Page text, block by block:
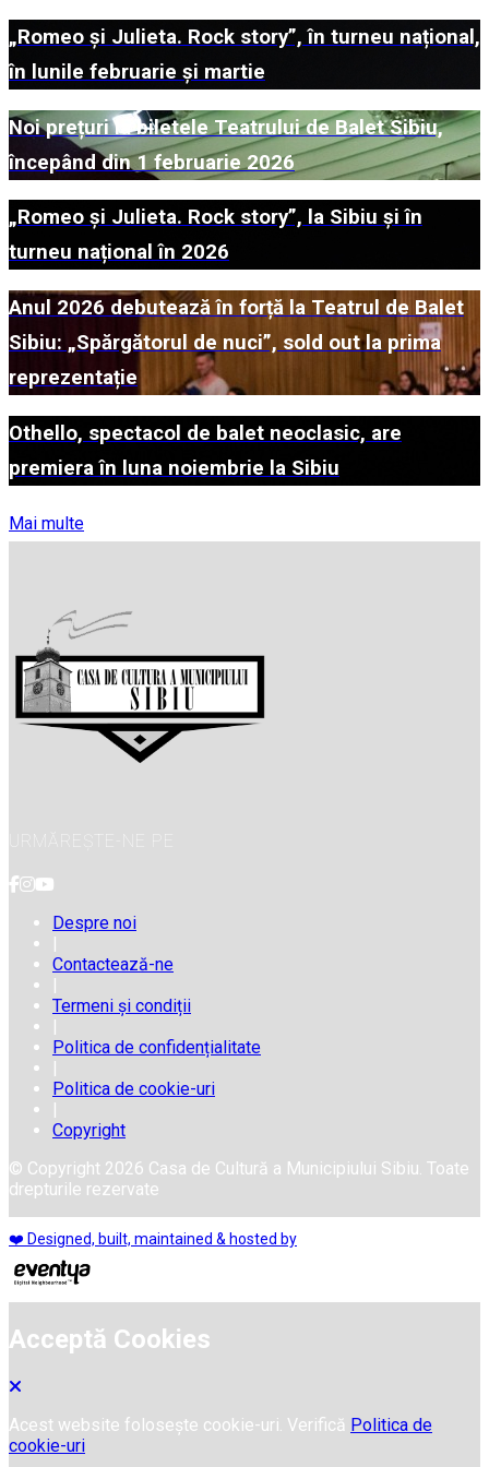
„Romeo și Julieta. Rock story”, în turneu național,
în lunile februarie și martie
Noi prețuri la biletele Teatrului de Balet Sibiu,
începând din 1 februarie 2026
„Romeo și Julieta. Rock story”, la Sibiu și în
turneu național în 2026
Anul 2026 debutează în forță la Teatrul de Balet
Sibiu: „Spărgătorul de nuci”, sold out la prima
reprezentație
Othello, spectacol de balet neoclasic, are
premiera în luna noiembrie la Sibiu
Mai multe
URMĂREȘTE-NE PE
Despre noi
Contactează-ne
Termeni și condiții
Politica de confidențialitate
Politica de cookie-uri
Copyright
© Copyright 2026 Casa de Cultură a Municipiului Sibiu. Toate
drepturile rezervate
❤️ Designed, built, maintained & hosted by
Acceptă Cookies
Acest website folosește cookie-uri. Verifică Politica de
cookie-uri